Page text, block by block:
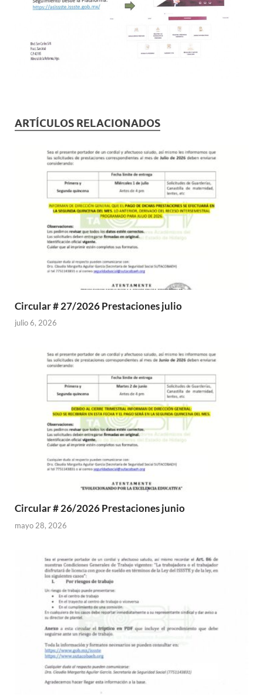
ARTÍCULOS RELACIONADOS
Circular # 27/2026 Prestaciones julio
julio 6, 2026
Circular # 26/2026 Prestaciones junio
mayo 28, 2026